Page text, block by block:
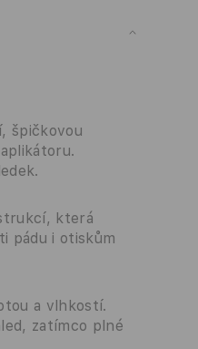
špičkovou
která
pádu i otiskům
a vlhkostí.
zatímco plné